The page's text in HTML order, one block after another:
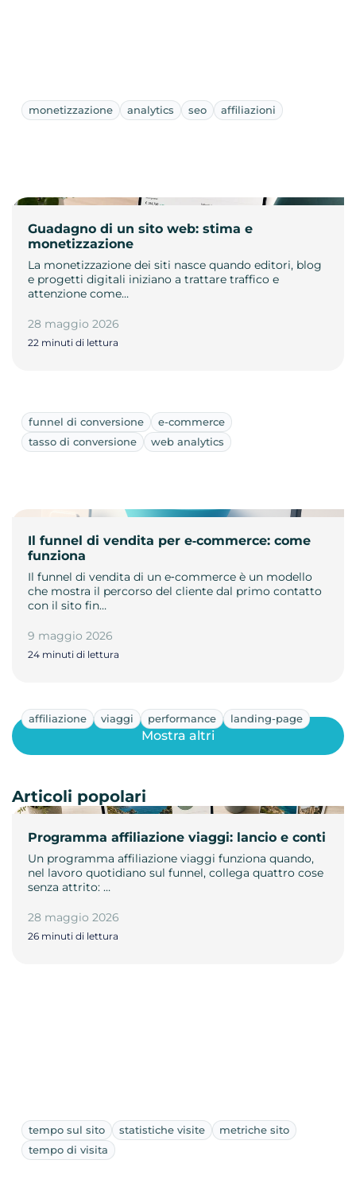
monetizzazione analytics seo affiliazioni
Guadagno di un sito web: stima e
monetizzazione
La monetizzazione dei siti nasce quando editori, blog
e progetti digitali iniziano a trattare traffico e
attenzione come…
28 maggio 2026
22 minuti di lettura
funnel di conversione
e-commerce
tasso di conversione
web analytics
Il funnel di vendita per e‑commerce: come
funziona
Il funnel di vendita di un e‑commerce è un modello
che mostra il percorso del cliente dal primo contatto
con il sito fin…
9 maggio 2026
24 minuti di lettura
affiliazione viaggi performance landing-page
Programma affiliazione viaggi: lancio e conti
Un programma affiliazione viaggi funziona quando,
nel lavoro quotidiano sul funnel, collega quattro cose
senza attrito: …
28 maggio 2026
26 minuti di lettura
Mostra altri
Articoli popolari
tempo sul sito statistiche visite
metriche sito
tempo di visita